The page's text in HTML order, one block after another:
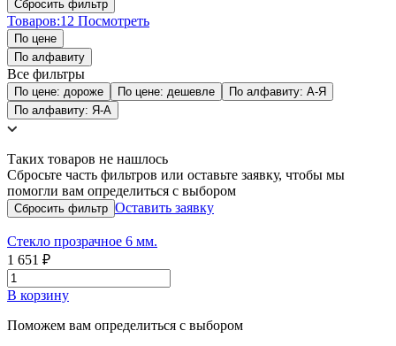
Товаров:12 Посмотреть
По цене
По алфавиту
Все фильтры
По цене: дороже По цене: дешевле
По алфавиту: А-Я
По алфавиту: Я-А
Таких товаров не нашлось
Сбросьте часть фильтров или оставьте заявку, чтобы мы
помогли вам определиться с выбором
Оставить заявку
Стекло прозрачное 6 мм.
1 651 ₽
В корзину
Поможем вам определиться с выбором